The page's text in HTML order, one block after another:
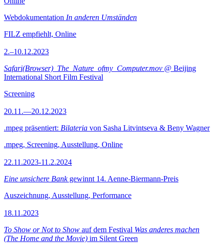
Webdokumentation In anderen Umständen
FILZ empfiehlt, Online
2.–10.12.2023
Safari(Browser)_The_Nature_ofmy_Computer.mov @ Beijing
International Short Film Festival
Screening
20.11.—20.12.2023
.mpeg präsentiert: Bilateria von Sasha Litvintseva & Beny Wagner
.mpeg, Screening, Ausstellung, Online
22.11.2023-11.2.2024
Eine unsichere Bankgewinnt 14. Aenne-Biermann-Preis
Auszeichnung, Ausstellung, Performance
18.11.2023
To Show or Not to Show auf dem Festival Was anderes machen
(The Home and the Movie) im Silent Green